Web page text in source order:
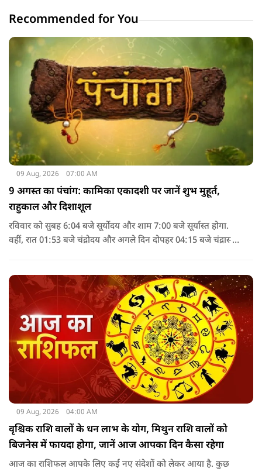
Recommended for You
09 Aug, 2026 07:00 AM
9 अगस्त का पंचांग: कामिका एकादशी पर जानें शुभ मुहूर्त,
राहुकाल और दिशाशूल
रविवार को सुबह 6:04 बजे सूर्योदय और शाम 7:00 बजे सूर्यास्त होगा.
वहीं, रात 01:53 बजे चंद्रोदय और अगले दिन दोपहर 04:15 बजे चंद्रास्त
रहेगा. इसके बाद आर्द्रा नक्षत्र लग जाएगा.
09 Aug, 2026 04:00 AM
वृश्चिक राशि वालों के धन लाभ के योग, मिथुन राशि वालों को
बिजनेस में फायदा होगा, जानें आज आपका दिन कैसा रहेगा
आज का राशिफल आपके लिए कई नए संदेशों को लेकर आया है. कुछ